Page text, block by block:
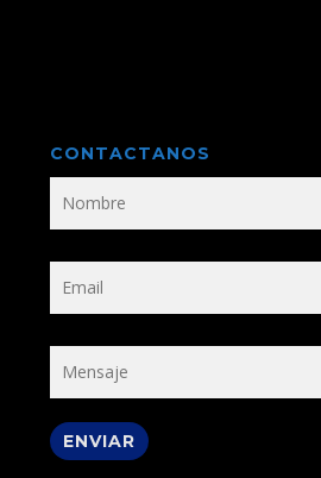
CONTACTANOS